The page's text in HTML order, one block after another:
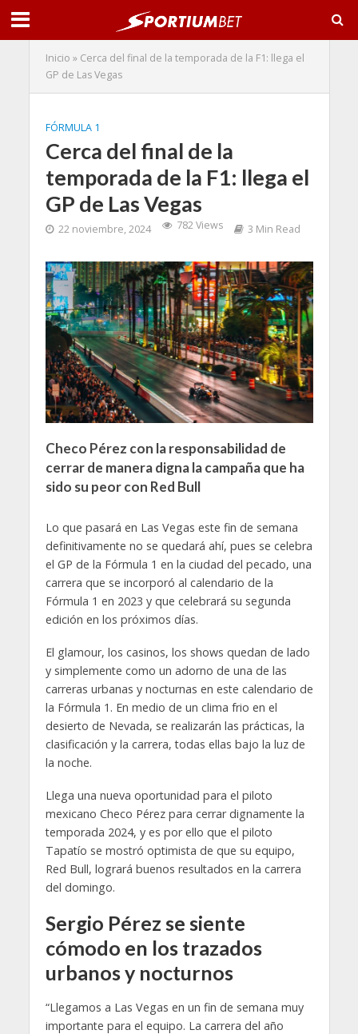
Inicio » Cerca del final de la temporada de la F1: llega el
GP de Las Vegas
FÓRMULA 1
Cerca del final de la
temporada de la F1: llega el
GP de Las Vegas
22 noviembre, 2024 782 Views 3 Min Read
Checo Pérez con la responsabilidad de
cerrar de manera digna la campaña que ha
sido su peor con Red Bull
Lo que pasará en Las Vegas este fin de semana
definitivamente no se quedará ahí, pues se celebra
el GP de la Fórmula 1 en la ciudad del pecado, una
carrera que se incorporó al calendario de la
Fórmula 1 en 2023 y que celebrará su segunda
edición en los próximos días.
El glamour, los casinos, los shows quedan de lado
y simplemente como un adorno de una de las
carreras urbanas y nocturnas en este calendario de
la Fórmula 1. En medio de un clima frio en el
desierto de Nevada, se realizarán las prácticas, la
clasificación y la carrera, todas ellas bajo la luz de
la noche.
Llega una nueva oportunidad para el piloto
mexicano Checo Pérez para cerrar dignamente la
temporada 2024, y es por ello que el piloto
Tapatío se mostró optimista de que su equipo,
Red Bull, logrará buenos resultados en la carrera
del domingo.
Sergio Pérez se siente
cómodo en los trazados
urbanos y nocturnos
“Llegamos a Las Vegas en un fin de semana muy
importante para el equipo. La carrera del año